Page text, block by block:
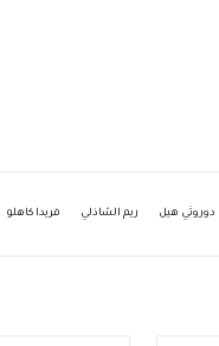
دوروثي هيل ريم الشاذلي فريدا كاهلو